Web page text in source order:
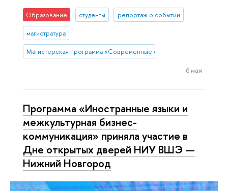
Образование студенты репортаж о событии
магистратура
Магистерская программа «Современные филологические
6 мая
Программа «Иностранные языки и
межкультурная бизнес-
коммуникация» приняла участие в
Дне открытых дверей НИУ ВШЭ —
Нижний Новгород